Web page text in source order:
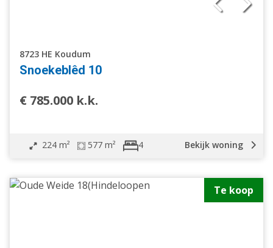
8723 HE Koudum
Snoekeblêd 10
€ 785.000 k.k.
224 m² 577 m² 4 Bekijk woning
Te koop